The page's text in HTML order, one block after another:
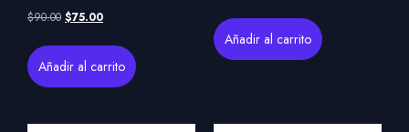
$90.00 $75.00
Añadir al carrito
Añadir al carrito